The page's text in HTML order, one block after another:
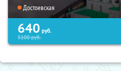
Достоевская
640 руб.
5100руб.